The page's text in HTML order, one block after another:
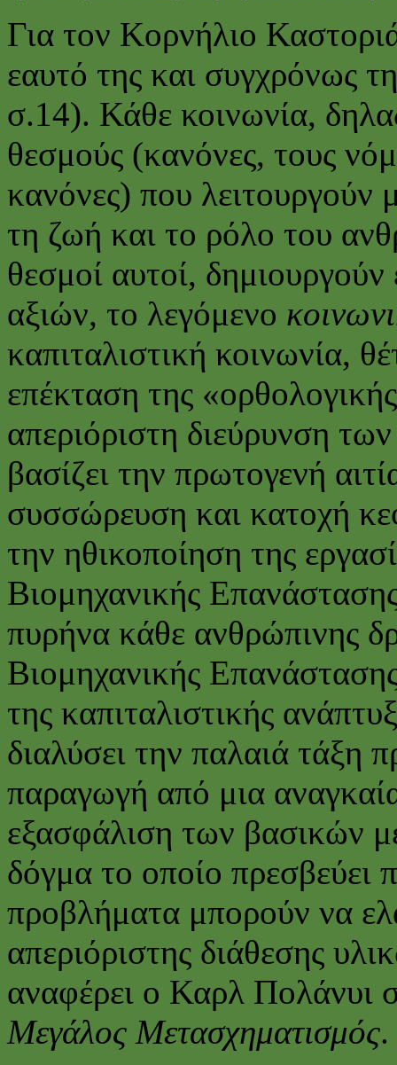
Για τον Κορνήλιο
εαυτό της και συγχρόνως
σ.14). Κάθε κοινωνία,
θεσμούς (κανόνες, τους
κανόνες) που λειτουργούν
τη ζωή και το ρόλο του
θεσμοί αυτοί,
αξιών, το λεγόμενο
καπιταλιστική κοινωνία,
επέκταση της
απεριόριστη διεύρυνση
βασίζει την πρωτογενή
συσσώρευση και κατοχή
την ηθικοποίηση της
Βιομηχανικής
πυρήνα κάθε ανθρώπινης
Βιομηχανικής
της καπιταλιστικής
διαλύσει την παλαιά τάξη
παραγωγή από μια
εξασφάλιση των βασικών
δόγμα το οποίο πρεσβεύει
προβλήματα μπορούν να
απεριόριστης διάθεσης
αναφέρει ο Καρλ Πολάνυι
Μεγάλος Μετασχηματισμός.